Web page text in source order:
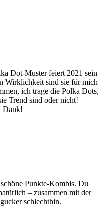
Dot-Muster feiert 2021 sein
Wirklichkeit sind sie für mich
ich trage die Polka Dots,
Trend sind oder nicht!
Dank!
Punkte-Kombis. Du
– zusammen mit der
schlechthin.